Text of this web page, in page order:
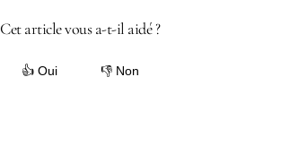
Cet article vous a-t-il aidé ?
👍 Oui 👎 Non